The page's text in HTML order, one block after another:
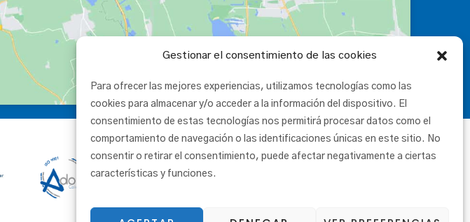
Gestionar el consentimiento de las cookies
Para ofrecer las mejores experiencias, utilizamos tecnologías como las
cookies para almacenar y/o acceder a la información del dispositivo. El
consentimiento de estas tecnologías nos permitirá procesar datos como el
comportamiento de navegación o las identificaciones únicas en este sitio. No
consentir o retirar el consentimiento, puede afectar negativamente a ciertas
características y funciones.